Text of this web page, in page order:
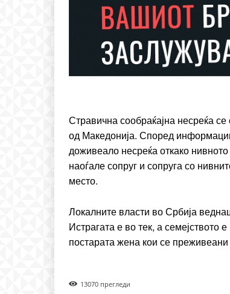
Included for free:
Etiam est
Praesent
Ut mollis
Orci varius
Стравична сообраќајна несреќа се
од Македонија. Според
доживеало несреќа откако
наоѓале сопруг и сопруга со
место.
Локалните власти во Србија
Истрагата е во тек, а семејството
постарата жена кои се
13070 прегледи